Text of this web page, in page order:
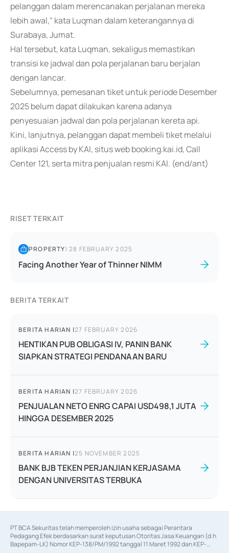
pelanggan dalam merencanakan perjalanan mereka
lebih awal," kata Luqman dalam keterangannya di
Surabaya, Jumat.
Hal tersebut, kata Luqman, sekaligus memastikan
transisi ke jadwal dan pola perjalanan baru berjalan
dengan lancar.
Sebelumnya, pemesanan tiket untuk periode Desember
2025 belum dapat dilakukan karena adanya
penyesuaian jadwal dan pola perjalanan kereta api.
Kini, lanjutnya, pelanggan dapat membeli tiket melalui
aplikasi Access by KAI, situs web booking.kai.id, Call
Center 121, serta mitra penjualan resmi KAI. (end/ant)
RISET TERKAIT
PROPERTY|28 FEBRUARY 2025
Facing Another Year of Thinner NIMM
BERITA TERKAIT
BERITA HARIAN |27 FEBRUARY 2026
HENTIKAN PUB OBLIGASI IV, PANIN BANK
SIAPKAN STRATEGI PENDANAAN BARU
BERITA HARIAN |27 FEBRUARY 2026
PENJUALAN NETO ENRG CAPAI USD498,1 JUTA
HINGGA DESEMBER 2025
BERITA HARIAN |25 NOVEMBER 2025
BANK BJB TEKEN PERJANJIAN KERJASAMA
DENGAN UNIVERSITAS TERBUKA
PT BCA Sekuritas telah memperoleh izin usaha sebagai Perantara
Pedagang Efek berdasarkan surat keputusan Otoritas Jasa Keuangan (d.h
Bapepam-LK) Nomor KEP-138/PM/1992 tanggal 11 Maret 1992 dan KEP-